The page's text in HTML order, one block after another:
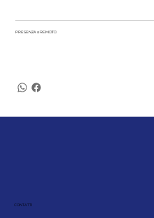
PRESENZA o REMOTO
CONTATTI